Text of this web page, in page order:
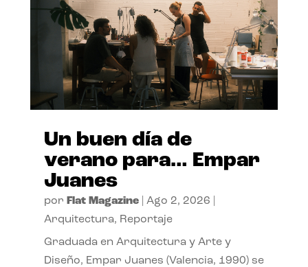
Un buen día de
verano para… Empar
Juanes
por Flat Magazine| Ago 2, 2026
Arquitectura, Reportaje
Graduada en Arquitectura y Arte y
Diseño, Empar Juanes (Valencia, 1990) se